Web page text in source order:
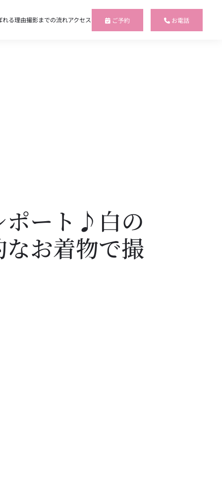
れる理由撮影までの流れアクセス ご予約 お電話
ポート♪白の
お着物で撮